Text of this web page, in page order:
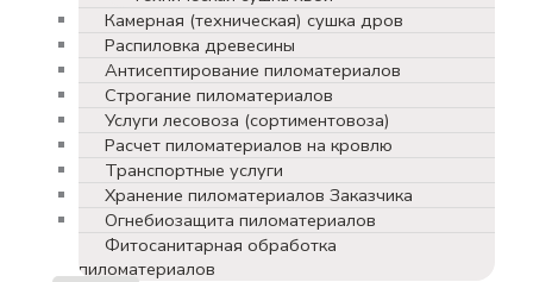
Камерная (техническая) сушка дров
Распиловка древесины
Антисептирование пиломатериалов
Строгание пиломатериалов
Услуги лесовоза (сортиментовоза)
Расчет пиломатериалов на кровлю
Транспортные услуги
Хранение пиломатериалов Заказчика
Огнебиозащита пиломатериалов
Фитосанитарная обработка
пиломатериалов